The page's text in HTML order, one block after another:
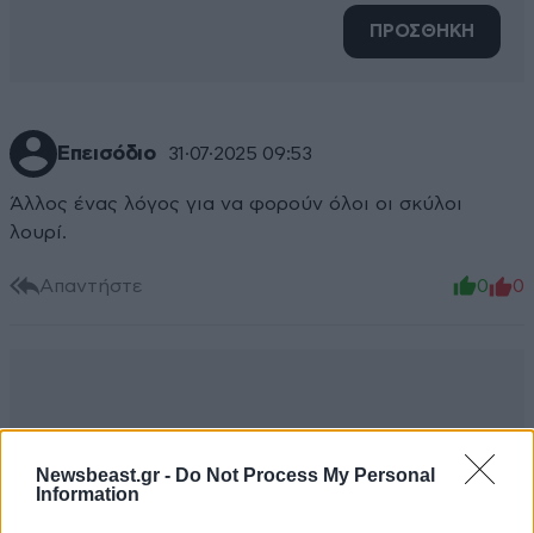
Newsbeast.gr - Do Not Process My Personal
Information
ΠΡΟΣΘΗΚΗ
Επεισόδιο 31·07·2025 09:53
Άλλος ένας λόγος για να φορούν όλοι οι σκύλοι
λουρί.
Απαντήστε 0 0